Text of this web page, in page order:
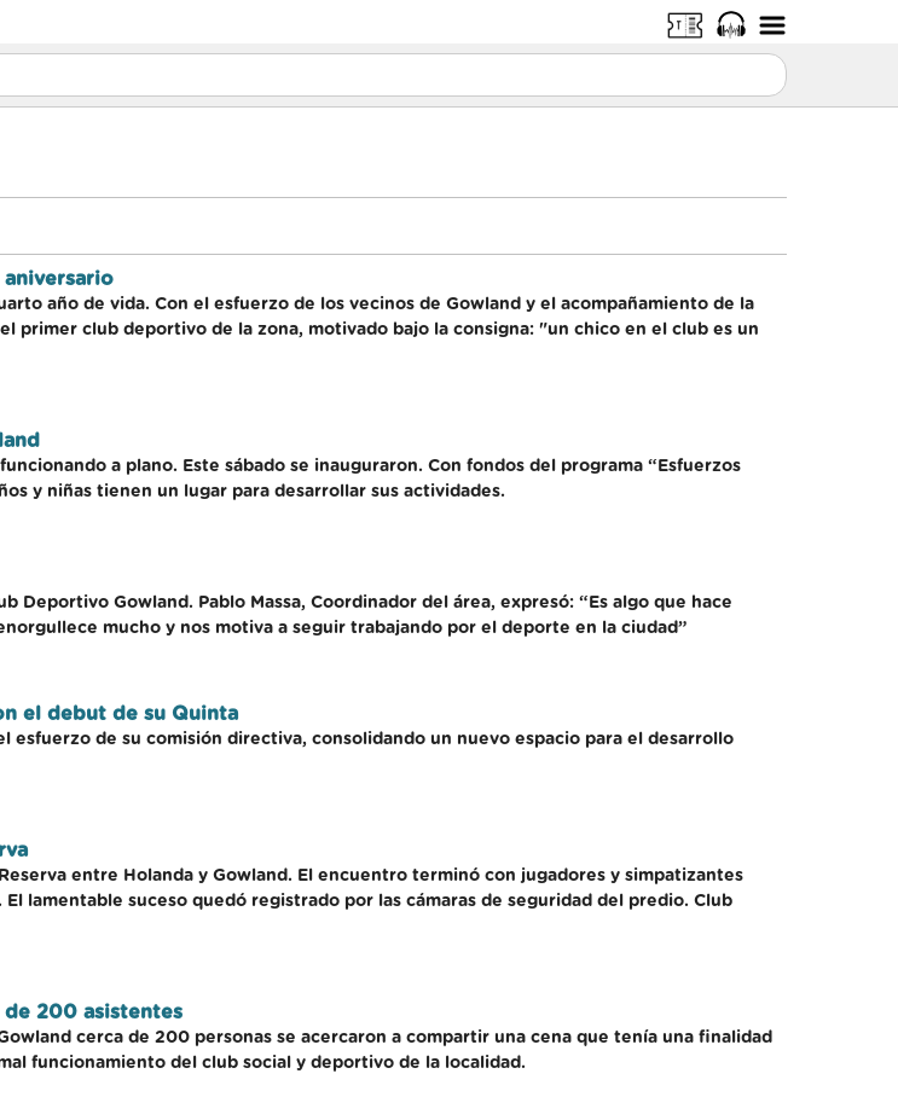
año de vida. Con el esfuerzo de los vecinos de Gowland y el acompañamiento de la
primer club deportivo de la zona, motivado bajo la consigna: "un chico en el club es un
a plano. Este sábado se inauguraron. Con fondos del programa “Esfuerzos
y niñas tienen un lugar para desarrollar sus actividades.
Deportivo Gowland. Pablo Massa, Coordinador del área, expresó: “Es algo que hace
mucho y nos motiva a seguir trabajando por el deporte en la ciudad”
el debut de su Quinta
de su comisión directiva, consolidando un nuevo espacio para el desarrollo
entre Holanda y Gowland. El encuentro terminó con jugadores y simpatizantes
lamentable suceso quedó registrado por las cámaras de seguridad del predio. Club
de 200 asistentes
cerca de 200 personas se acercaron a compartir una cena que tenía una finalidad
funcionamiento del club social y deportivo de la localidad.